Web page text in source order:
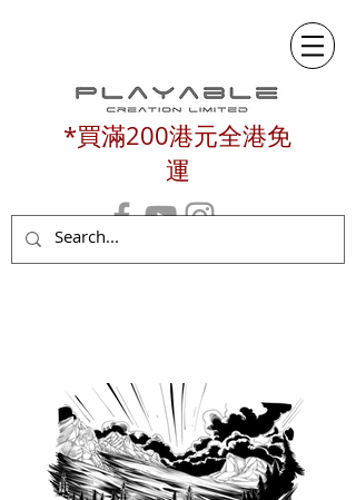
*買滿200港元全港免
運